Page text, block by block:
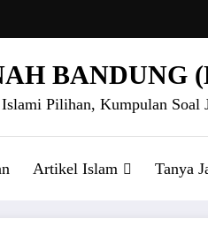
BANDUNG
Pilihan, Kumpulan Soal
Artikel Islam Tanya